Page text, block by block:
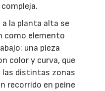
a la planta alta se
como elemento
una pieza
color y curva, que
las distintas zonas
recorrido en peine